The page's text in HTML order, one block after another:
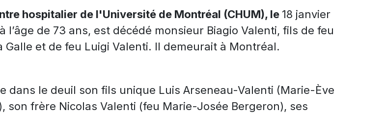
hospitalier de l'Université de Montréal (CHUM), le 18 janvier
l’âge de 73 ans, est décédé monsieur Biagio Valenti, fils de feu
Galle et de feu Luigi Valenti. Il demeurait à Montréal.
dans le deuil son fils unique Luis Arseneau-Valenti (Marie-Ève
son frère Nicolas Valenti (feu Marie-Josée Bergeron), ses